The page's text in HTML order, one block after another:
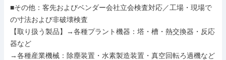
■その他：客先およびベンダー会社立会検査対応／工場・現場で
の寸法および非破壊検査
【取り扱う製品】→各種プラント機器：塔・槽・熱交換器・反応
器など
→各種産業機械：除塵装置・水素製造装置・真空回転ろ過機など